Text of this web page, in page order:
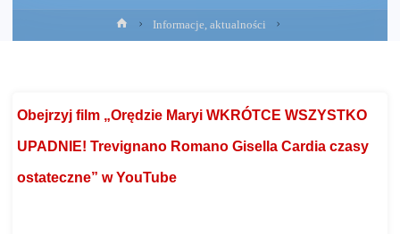
Strona
główna
Informacje, aktualności
Obejrzyj film „Orędzie Maryi WKRÓTCE WSZYSTKO
UPADNIE! Trevignano Romano Gisella Cardia czasy
ostateczne” w YouTube